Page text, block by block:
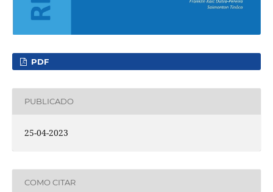
PDF
PUBLICADO
25-04-2023
COMO CITAR